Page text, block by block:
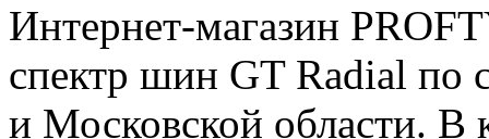
Интернет-магазин
спектр шин GT Radial
и Московской области. В